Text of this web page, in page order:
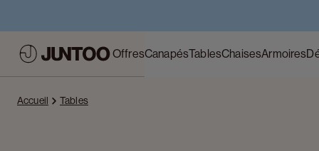
OffresCanapésTablesChaisesArmoires
Accueil Tables